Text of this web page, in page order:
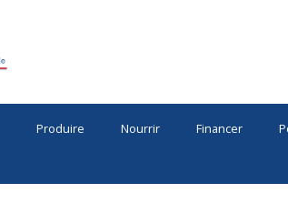
Produire Nourrir Financer